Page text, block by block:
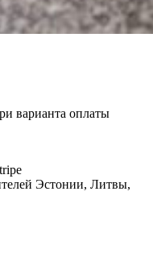
варианта оплаты
Эстонии, Литвы,